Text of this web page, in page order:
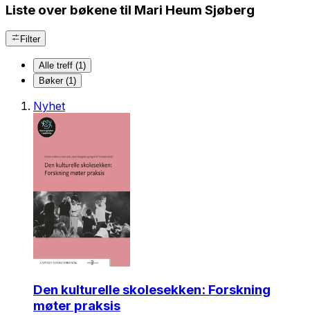
Liste over bøkene til Mari Heum Sjøberg
Filter
Alle treff (1)
Bøker (1)
Nyhet
Den kulturelle skolesekken: Forskning
møter praksis